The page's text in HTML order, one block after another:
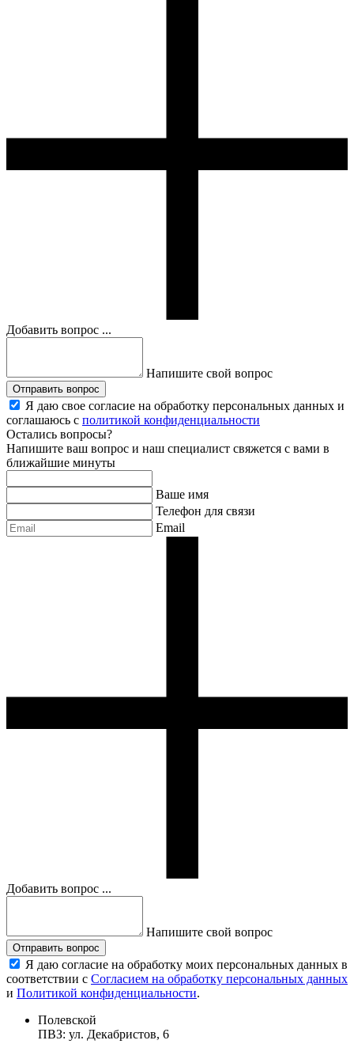
Добавить вопрос ...
Напишите свой вопрос
Отправить вопрос
Я даю свое согласие на обработку персональных данных и
соглашаюсь с политикой конфиденциальности
Остались вопросы?
Напишите ваш вопрос и наш специалист свяжется с вами в
ближайшие минуты
Ваше имя
Телефон для связи
Email
Добавить вопрос ...
Напишите свой вопрос
Отправить вопрос
Я даю согласие на обработку моих персональных данных в
соответствии с Согласием на обработку персональных данных
и Политикой конфиденциальности.
Полевской
ПВЗ: ул. Декабристов, 6